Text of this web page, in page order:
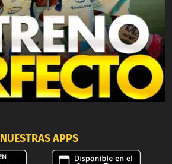
NUESTRAS APPS